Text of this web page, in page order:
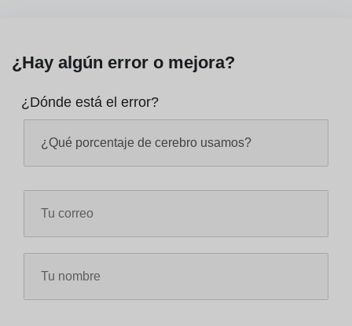
¿Hay algún error o mejora?
¿Dónde está el error?